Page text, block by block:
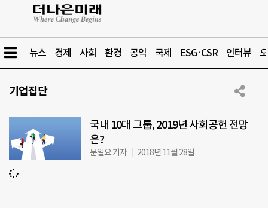
뉴스 경제 사회 환경 공익 국제 ESG·CSR 인터뷰
기업집단
국내 10대 그룹, 2019년 사회공헌 전망
은?
문일요 기자 2018년 11월 28일